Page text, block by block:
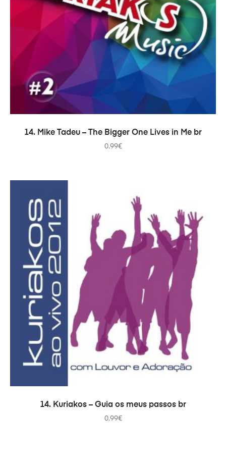
ADICIONAR
14. Mike Tadeu – The Bigger One Lives in Me br
0.99€
ADICIONAR
14. Kuriakos – Guia os meus passos br
0.99€